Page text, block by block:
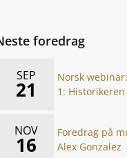
foredrag
SEP
21
Norsk
1:
NOV
16
Foredrag på
Alex Gonzalez